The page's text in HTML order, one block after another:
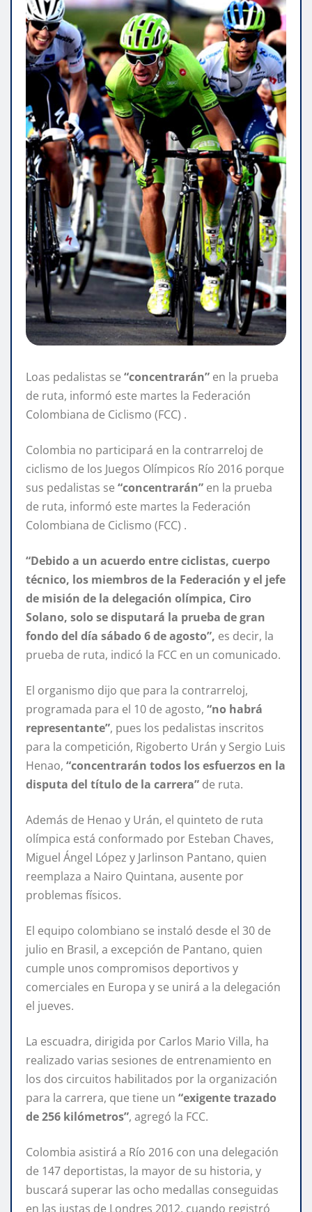
Loas pedalistas se “concentrarán” en la prueba
de ruta, informó este martes la Federación
Colombiana de Ciclismo (FCC) .
Colombia no participará en la contrarreloj de
ciclismo de los Juegos Olímpicos Río 2016 porque
sus pedalistas se “concentrarán” en la prueba
de ruta, informó este martes la Federación
Colombiana de Ciclismo (FCC) .
“Debido a un acuerdo entre ciclistas, cuerpo
técnico, los miembros de la Federación y el jefe
de misión de la delegación olímpica, Ciro
Solano, solo se disputará la prueba de gran
fondo del día sábado 6 de agosto”, es decir, la
prueba de ruta, indicó la FCC en un comunicado.
El organismo dijo que para la contrarreloj,
programada para el 10 de agosto, “no habrá
representante”, pues los pedalistas inscritos
para la competición, Rigoberto Urán y Sergio Luis
Henao, “concentrarán todos los esfuerzos en la
disputa del título de la carrera” de ruta.
Además de Henao y Urán, el quinteto de ruta
olímpica está conformado por Esteban Chaves,
Miguel Ángel López y Jarlinson Pantano, quien
reemplaza a Nairo Quintana, ausente por
problemas físicos.
El equipo colombiano se instaló desde el 30 de
julio en Brasil, a excepción de Pantano, quien
cumple unos compromisos deportivos y
comerciales en Europa y se unirá a la delegación
el jueves.
La escuadra, dirigida por Carlos Mario Villa, ha
realizado varias sesiones de entrenamiento en
los dos circuitos habilitados por la organización
para la carrera, que tiene un “exigente trazado
de 256 kilómetros”, agregó la FCC.
Colombia asistirá a Río 2016 con una delegación
de 147 deportistas, la mayor de su historia, y
buscará superar las ocho medallas conseguidas
en las justas de Londres 2012, cuando registró